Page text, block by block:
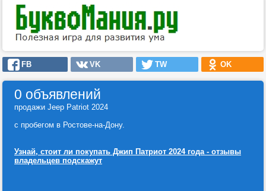
FB VK TW OK
0 объявлений
продажи Jeep Patriot 2024
с пробегом в Ростове-на-Дону.
Узнай, стоит ли покупать Джип Патриот 2024 года - отзывы
владельцев подскажут